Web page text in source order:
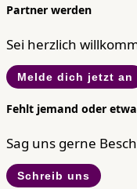
Partner werden
Sei herzlich
Melde dich jetzt an
Fehlt jemand oder
Sag uns gerne
Schreib uns